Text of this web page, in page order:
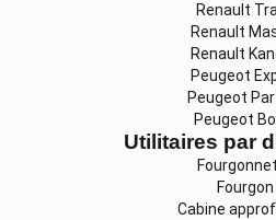
Renault
Renault
Renault
Peugeot
Peugeot
Peugeot
Utilitaires par
Fourgon
Cabine